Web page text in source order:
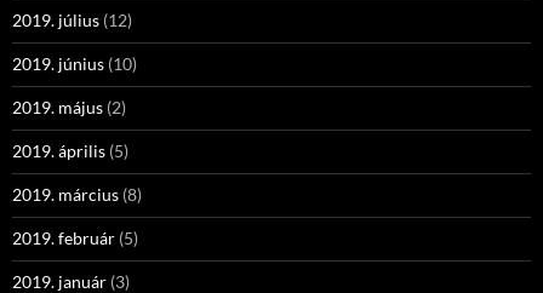
2019. július (12)
2019. június (10)
2019. május (2)
2019. április (5)
2019. március (8)
2019. február (5)
2019. január (3)